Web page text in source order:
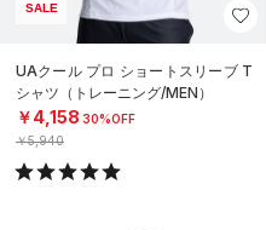
SALE
UAクール プロ ショートスリーブ T
シャツ（トレーニング/MEN）
￥4,158 30%OFF
￥5,940